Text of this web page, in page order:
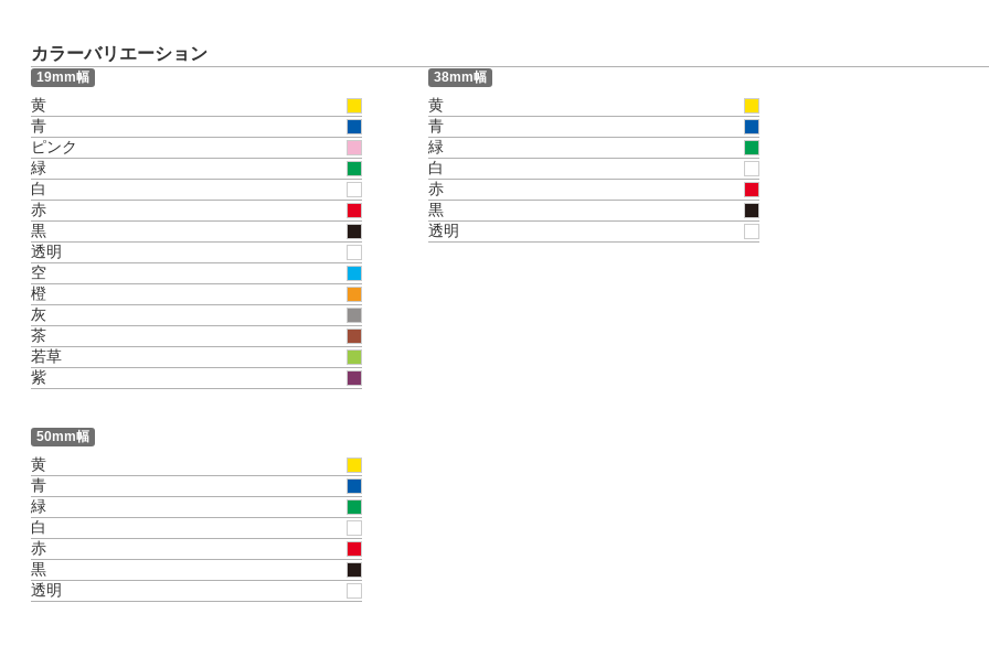
カラーバリエーション
19mm幅
黄
青
ピンク
緑
白
赤
黒
透明
空
橙
灰
茶
若草
紫
38mm幅
黄
青
緑
白
赤
黒
透明
50mm幅
黄
青
緑
白
赤
黒
透明